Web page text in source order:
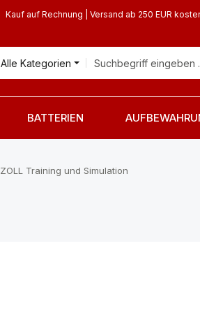
Kauf auf Rechnung | Versand ab 250 EUR
Alle Kategorien
BATTERIEN
ZOLL Training und Simulation